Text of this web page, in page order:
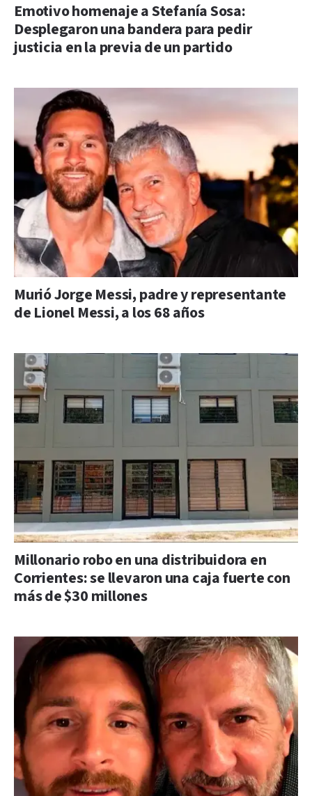
Emotivo homenaje a Stefanía Sosa:
Desplegaron una bandera para pedir
justicia en la previa de un partido
Murió Jorge Messi, padre y representante
de Lionel Messi, a los 68 años
Millonario robo en una distribuidora en
Corrientes: se llevaron una caja fuerte con
más de $30 millones